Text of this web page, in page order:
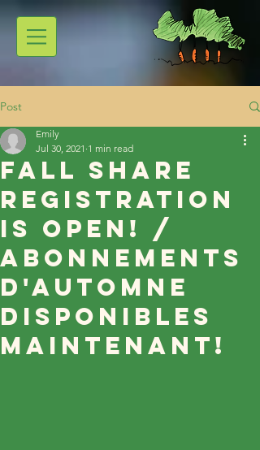
Post
Fall Share
Registration
is open! /
Abonnements
d'automne
disponibles
maintenant!
Emily
Jul 30, 2021 1 min read